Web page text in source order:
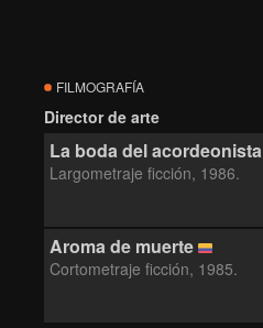
FILMOGRAFÍA
Director de arte
La boda del acordeonista
Largometraje ficción, 1986.
Aroma de muerte
Cortometraje ficción, 1985.